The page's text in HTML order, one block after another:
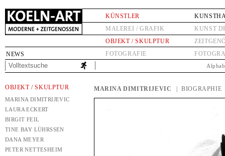
NEWS
KÜNSTLER
MALEREI / GRAFIK
OBJEKT / SKULPTUR
FOTOGRAFIE
KUNST
OBJEKT / SKULPTUR
MARINA DIMITRIJEVIC
LAURA ECKERT
BIRGIT FEIL
TINE BAY LÜHRSSEN
DANA MEYER
PETER NETTESHEIM
MARINA DIMITRIJEVIC | BIOGRAPHIE